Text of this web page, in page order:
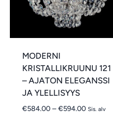
MODERNI
KRISTALLIKRUUNU 121
– AJATON ELEGANSSI
JA YLELLISYYS
€584.00 – €594.00 Sis. alv